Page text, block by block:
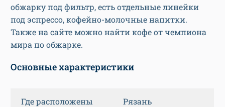
обжарку под фильтр, есть отдельные линейки
под эспрессо, кофейно-молочные напитки.
Также на сайте можно найти кофе от чемпиона
мира по обжарке.
Основные характеристики
Где расположены Рязань